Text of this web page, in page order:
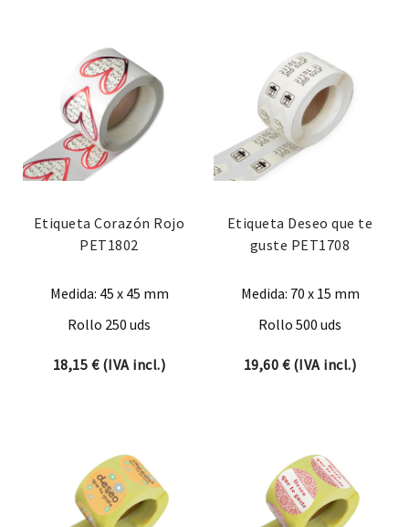
Etiqueta Corazón Rojo
PET1802
Medida: 45 x 45 mm
Rollo 250 uds
18,15 €(IVA incl.)
Etiqueta Deseo que te
guste PET1708
Medida: 70 x 15 mm
Rollo 500 uds
19,60 €(IVA incl.)